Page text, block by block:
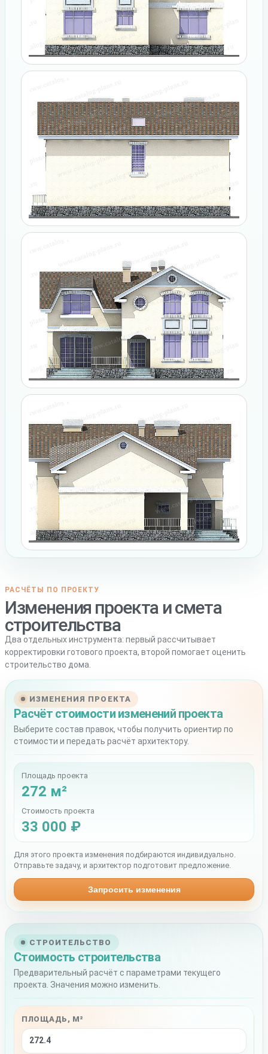
РАСЧЁТЫ ПО ПРОЕКТУ
Изменения проекта и смета
строительства
Два отдельных инструмента: первый рассчитывает
корректировки готового проекта, второй помогает оценить
строительство дома.
СТРОИТЕЛЬСТВО
Стоимость строительства
Предварительный расчёт с параметрами текущего
проекта. Значения можно изменить.
ПЛОЩАДЬ, М²
ИЗМЕНЕНИЯ ПРОЕКТА
Расчёт стоимости изменений проекта
Выберите состав правок, чтобы получить ориентир по
стоимости и передать расчёт архитектору.
Площадь проекта
272 м²
Стоимость проекта
33 000 ₽
Для этого проекта изменения подбираются индивидуально.
Отправьте задачу, и архитектор подготовит предложение.
Запросить изменения